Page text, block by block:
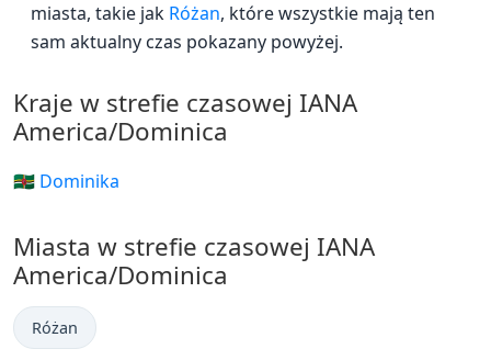
miasta, takie jak Różan, które wszystkie mają ten
sam aktualny czas pokazany powyżej.
Kraje w strefie czasowej IANA
America/Dominica
🇩🇲 Dominika
Miasta w strefie czasowej IANA
America/Dominica
Różan